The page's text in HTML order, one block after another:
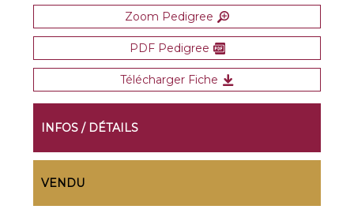
Zoom Pedigree
PDF Pedigree
Télécharger Fiche
INFOS / DÉTAILS
VENDU